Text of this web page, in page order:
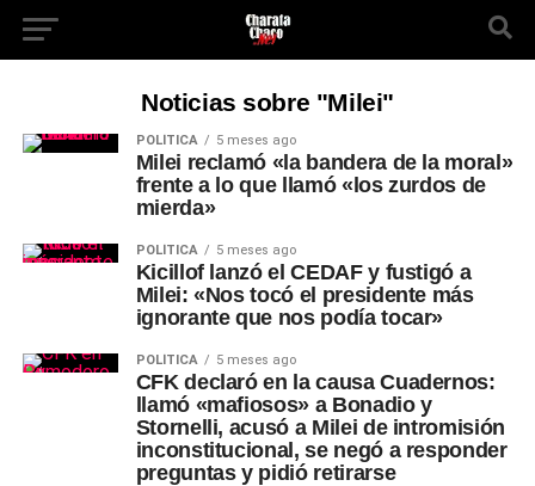
Noticias sobre "Milei"
POLÍTICA 5 meses ago
Milei reclamó «la bandera de la moral»
frente a lo que llamó «los zurdos de
mierda»
POLÍTICA 5 meses ago
Kicillof lanzó el CEDAF y fustigó a
Milei: «Nos tocó el presidente más
ignorante que nos podía tocar»
POLÍTICA 5 meses ago
CFK declaró en la causa Cuadernos:
llamó «mafiosos» a Bonadio y
Stornelli, acusó a Milei de intromisión
inconstitucional, se negó a responder
preguntas y pidió retirarse